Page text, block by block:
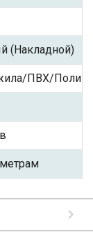
(Накладной)
ПВХ/